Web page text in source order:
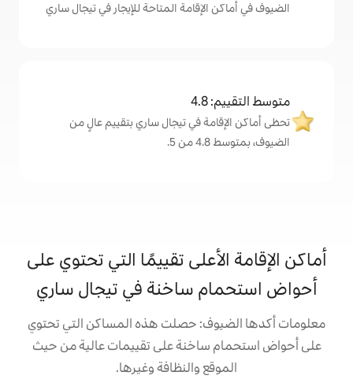
المتاحة للإيجار في تيجال ساري
في تيجال ساري بتقييم عالٍ من
تقييمًا التي تحتوي على
ساخنة في تيجال ساري
حصلت هذه المساكن التي تحتوي
على تقييمات عالية من حيث